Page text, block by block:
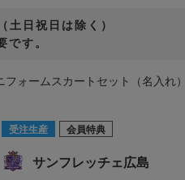
土日祝日は除く）
です。
フォームスカートセット（名入れ）
受注生産 会員特典
サンフレッチェ広島